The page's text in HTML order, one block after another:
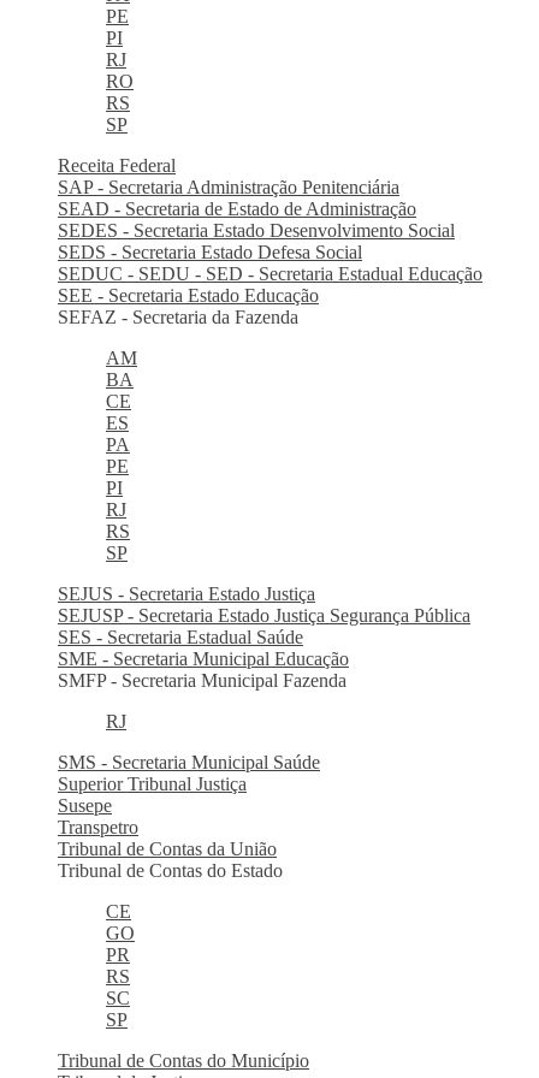
PE
PI
RJ
RO
RS
SP
Receita Federal
SAP - Secretaria Administração Penitenciária
SEAD - Secretaria de Estado de Administração
SEDES - Secretaria Estado Desenvolvimento Social
SEDS - Secretaria Estado Defesa Social
SEDUC - SEDU - SED - Secretaria Estadual Educação
SEE - Secretaria Estado Educação
SEFAZ - Secretaria da Fazenda
AM
BA
CE
ES
PA
PE
PI
RJ
RS
SP
SEJUS - Secretaria Estado Justiça
SEJUSP - Secretaria Estado Justiça Segurança Pública
SES - Secretaria Estadual Saúde
SME - Secretaria Municipal Educação
SMFP - Secretaria Municipal Fazenda
RJ
SMS - Secretaria Municipal Saúde
Superior Tribunal Justiça
Susepe
Transpetro
Tribunal de Contas da União
Tribunal de Contas do Estado
CE
GO
PR
RS
SC
SP
Tribunal de Contas do Município